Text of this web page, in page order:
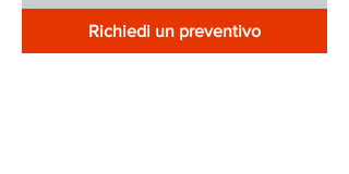
Richiedi un preventivo